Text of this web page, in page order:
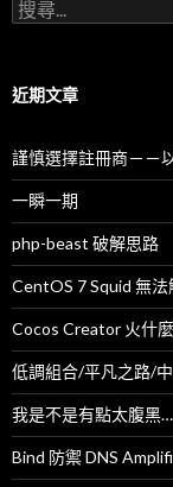
搜
尋
字
近期文章
謹慎選擇註冊商－－
一瞬一期
php-beast 破解思路
CentOS 7 Squid 無
Cocos Creator 火什
低調組合/平凡之路/
我是不是有點太腹黑…
Bind 防禦 DNS